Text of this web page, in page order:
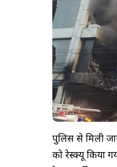
पुलिस से मिली
को रेस्क्यू किया